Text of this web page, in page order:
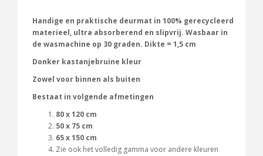
Handige en praktische deurmat in 100% gerecycleerd
materieel, ultra absorberend en slipvrij. Wasbaar in
de wasmachine op 30 graden. Dikte = 1,5 cm
Donker kastanjebruine kleur
Zowel voor binnen als buiten
Bestaat in volgende afmetingen
80 x 120 cm
50 x 75 cm
65 x 150 cm
Zie ook het volledig gamma voor andere kleuren